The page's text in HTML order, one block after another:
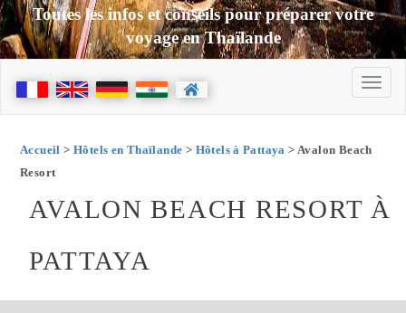
Toutes les infos et conseils pour préparer votre
voyage en Thaïlande
Accueil > Hôtels en Thaïlande > Hôtels à Pattaya > Avalon Beach
Resort
AVALON BEACH RESORT À
PATTAYA